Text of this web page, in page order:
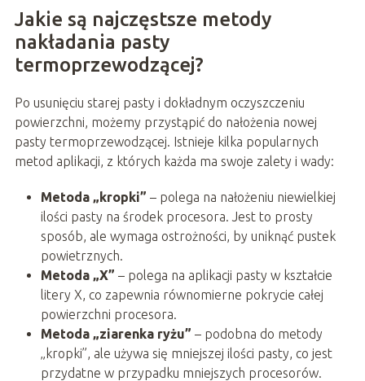
Jakie są najczęstsze metody
nakładania pasty
termoprzewodzącej?
Po usunięciu starej pasty i dokładnym oczyszczeniu
powierzchni, możemy przystąpić do nałożenia nowej
pasty termoprzewodzącej. Istnieje kilka popularnych
metod aplikacji, z których każda ma swoje zalety i wady:
Metoda „kropki” – polega na nałożeniu niewielkiej
ilości pasty na środek procesora. Jest to prosty
sposób, ale wymaga ostrożności, by uniknąć pustek
powietrznych.
Metoda „X” – polega na aplikacji pasty w kształcie
litery X, co zapewnia równomierne pokrycie całej
powierzchni procesora.
Metoda „ziarenka ryżu” – podobna do metody
„kropki”, ale używa się mniejszej ilości pasty, co jest
przydatne w przypadku mniejszych procesorów.